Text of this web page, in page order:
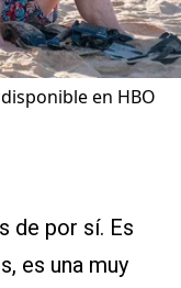
en HBO
de por sí. Es
es una muy